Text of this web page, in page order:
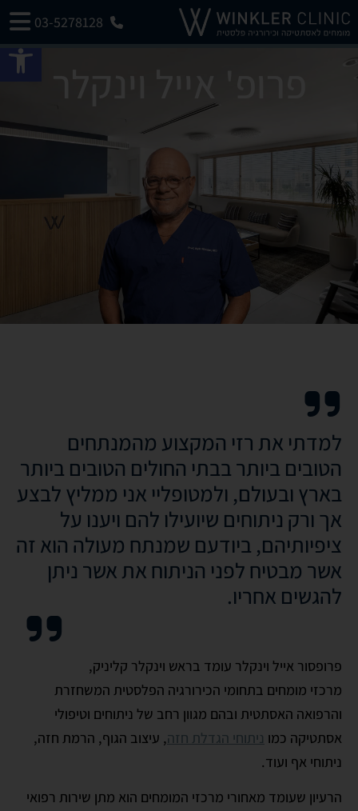
03-5278128
למדתי את רזי המקצוע מהמנתחים
הטובים ביותר בבתי החולים הטובים ביותר
בארץ ובעולם, ולמטופליי אני ממליץ לבצע
אך ורק ניתוחים שיועילו להם ויענו על
ציפיותיהם, ביודעם שמנתח מעולה הוא זה
אשר מבטיח לפני הניתוח את אשר ניתן
להגשים אחריו.
פרופסור אייל וינקלר עומד בראש וינקלר קליניק,
מרכזי מומחים בתחומי הכירורגיה הפלסטית המשחזרת
והרפואה האסתטית ובהם מגוון רחב של ניתוחים וטיפולי
אסתטיקה כמו ניתוחי הגדלת חזה, עיצוב הגוף, הרמת חזה,
ניתוחי אף ועוד.
הרעיון שעומד מאחורי מרכזי המומחים הוא מתן שירות רפואי